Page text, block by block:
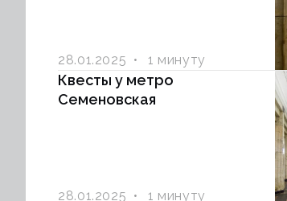
28.01.2025 1 минуту
Квесты у метро
Семеновская
28.01.2025 1 минуту